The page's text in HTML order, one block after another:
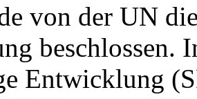
von der UN
beschlossen.
Entwicklung